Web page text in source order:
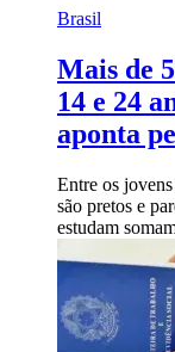
Brasil
Mais de
14 e 24
aponta
Entre os
são pretos e
estudam